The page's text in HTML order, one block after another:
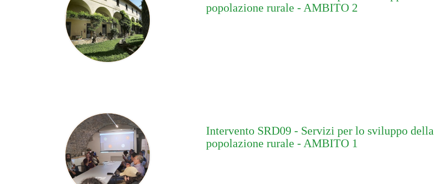
popolazione rurale - AMBITO 2
Intervento SRD09 - Servizi per lo sviluppo della
popolazione rurale - AMBITO 1